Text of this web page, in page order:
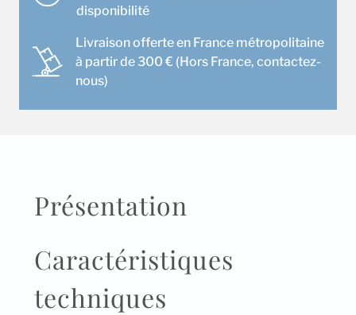
disponibilité
Livraison offerte en France métropolitaine
à partir de 300 € (Hors France, contactez-
nous)
Présentation
Caractéristiques
techniques